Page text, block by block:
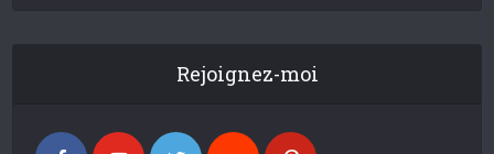
Rejoignez-moi